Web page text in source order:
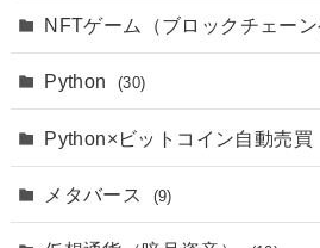
NFTゲーム（ブロックチェーン
Python (30)
Python×ビットコイン自動売買
メタバース (9)